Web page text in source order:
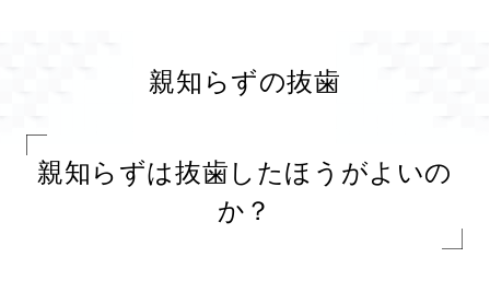
親知らずの抜歯
親知らずは抜歯したほうがよいの
か？